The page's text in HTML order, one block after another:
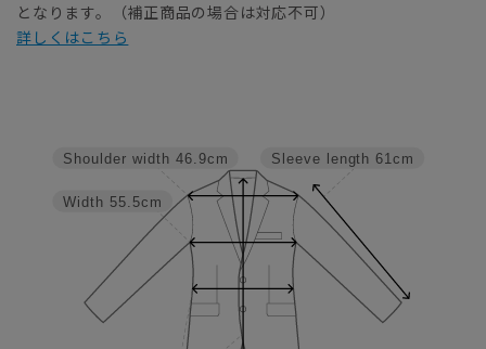
となります。（補正商品の場合は対応不可）
詳しくはこちら
Sleeve length 61cm
Width 55.5cm
Shoulder width 46.9cm